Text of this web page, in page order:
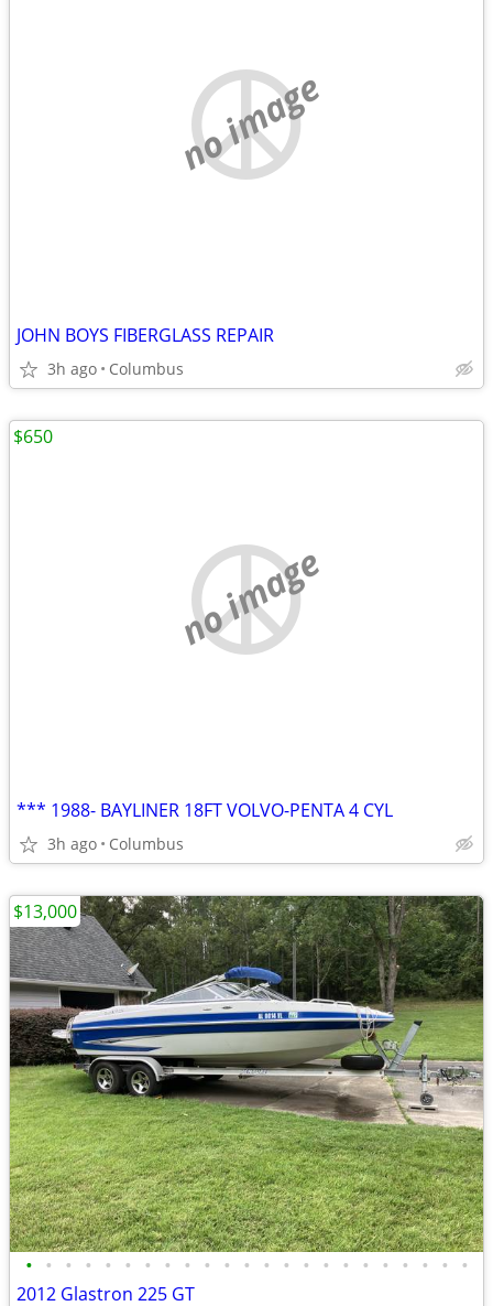
no image
JOHN BOYS FIBERGLASS REPAIR
3h ago Columbus
no image
*** 1988- BAYLINER 18FT VOLVO-PENTA 4 CYL
3h ago Columbus
$650
• • • • • • • • • • • • • • • • • • • • • • •
2012 Glastron 225 GT
$13,000